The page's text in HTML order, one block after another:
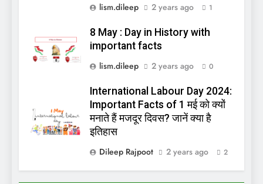
lism.dileep
2 years ago 1
8 May : Day in History with
important facts
lism.dileep
2 years ago 0
International Labour Day 2024:
Important Facts of 1 मई को क्यों
मनाते हैं मजदूर दिवस? जानें क्या है
इतिहास
Dileep Rajpoot
2 years ago 2